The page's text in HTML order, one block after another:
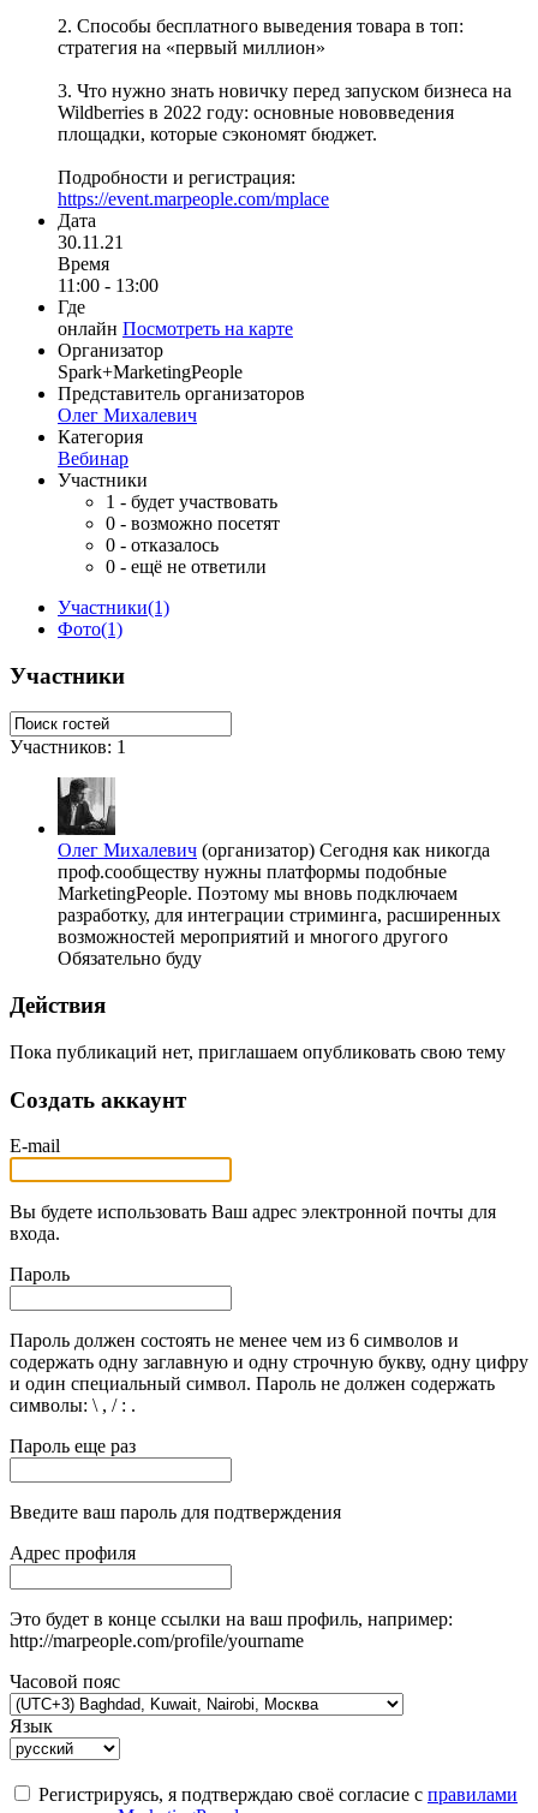
2. Способы бесплатного выведения товара в топ:
стратегия на «первый миллион»
3. Что нужно знать новичку перед запуском бизнеса на
Wildberries в 2022 году: основные нововведения
площадки, которые сэкономят бюджет.
Подробности и регистрация:
https://event.marpeople.com/mplace
Дата
30.11.21
Время
11:00 - 13:00
Где
онлайн Посмотреть на карте
Организатор
Spark+MarketingPeople
Представитель организаторов
Олег Михалевич
Категория
Вебинар
Участники
1 - будет участвовать
0 - возможно посетят
0 - отказалось
0 - ещё не ответили
Участники(1)
Фото(1)
Участники
Участников: 1
Олег Михалевич (организатор) Сегодня как никогда
проф.сообществу нужны платформы подобные
MarketingPeople. Поэтому мы вновь подключаем
разработку, для интеграции стриминга, расширенных
возможностей мероприятий и многого другого
Обязательно буду
Действия
Пока публикаций нет, приглашаем опубликовать свою тему
Создать аккаунт
E-mail
Вы будете использовать Ваш адрес электронной почты для
входа.
Пароль
Пароль должен состоять не менее чем из 6 символов и
содержать одну заглавную и одну строчную букву, одну цифру
и один специальный символ. Пароль не должен содержать
символы: \ , / : .
Пароль еще раз
Введите ваш пароль для подтверждения
Адрес профиля
Это будет в конце ссылки на ваш профиль, например:
http://marpeople.com/profile/yourname
Часовой пояс
Язык
Регистрируясь, я подтверждаю своё согласие с правилами